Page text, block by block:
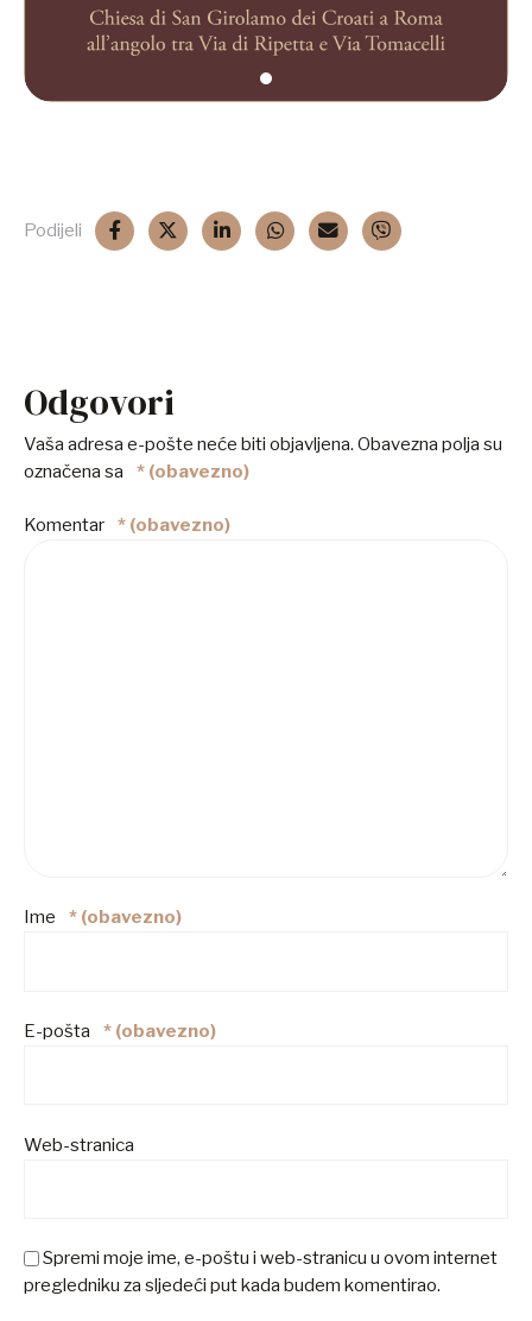
Podijeli
Odgovori
Vaša adresa e-pošte neće biti objavljena. Obavezna polja su
označena sa
* (obavezno)
Komentar * (obavezno)
Ime * (obavezno)
E-pošta * (obavezno)
Web-stranica
Spremi moje ime, e-poštu i web-stranicu u ovom internet
pregledniku za sljedeći put kada budem komentirao.